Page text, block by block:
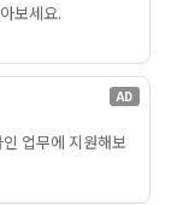
보세요.
AD
업무에 지원해보